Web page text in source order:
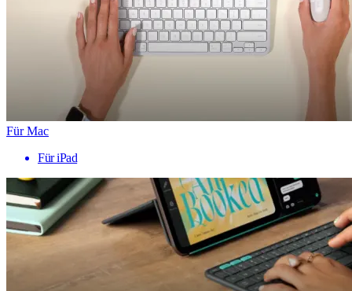
Für Mac
Für iPad